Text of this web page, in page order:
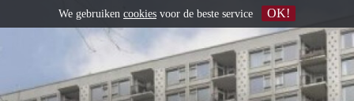
We gebruiken cookies voor de beste service OK!